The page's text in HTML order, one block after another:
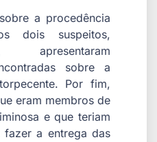
a procedência
dois suspeitos,
apresentaram
sobre a
Por fim,
eram membros de
e que teriam
fazer a entrega das